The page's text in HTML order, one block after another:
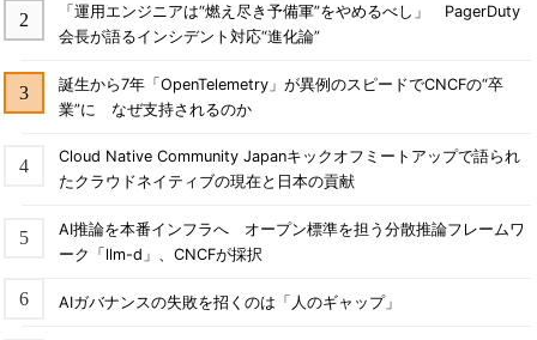
「運用エンジニアは“燃え尽き予備軍”をやめるべし」 PagerDuty
会長が語るインシデント対応“進化論”
誕生から7年「OpenTelemetry」が異例のスピードでCNCFの“卒
業”に なぜ支持されるのか
Cloud Native Community Japanキックオフミートアップで語られ
たクラウドネイティブの現在と日本の貢献
AI推論を本番インフラへ オープン標準を担う分散推論フレームワ
ーク「llm-d」、CNCFが採択
AIガバナンスの失敗を招くのは「人のギャップ」